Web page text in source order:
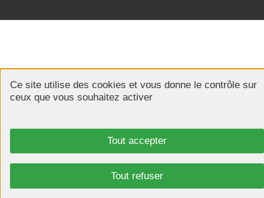
Ce site utilise des cookies et vous donne le contrôle sur
ceux que vous souhaitez activer
Tout accepter
Tout refuser